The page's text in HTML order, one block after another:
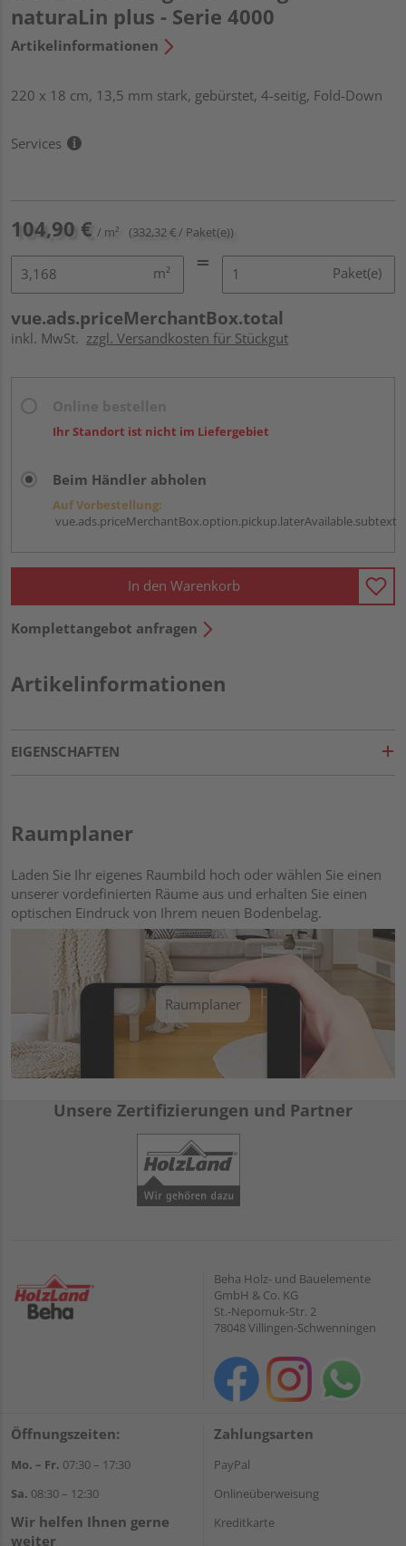
naturaLin plus - Serie 4000
Artikelinformationen
220 x 18 cm, 13,5 mm stark, gebürstet, 4-seitig, Fold-Down
Services
104,90 € / m² (332,32 € / Paket(e))
m² Paket(e)
vue.ads.priceMerchantBox.total
inkl. MwSt. zzgl. Versandkosten für Stückgut
Ihr Standort ist nicht im Liefergebiet
Beim Händler abholen
Auf Vorbestellung:
vue.ads.priceMerchantBox.option.pickup.laterAvailable.subtext
In den Warenkorb
Komplettangebot anfragen
Artikelinformationen
EIGENSCHAFTEN
Raumplaner
Laden Sie Ihr eigenes Raumbild hoch oder wählen Sie einen
unserer vordefinierten Räume aus und erhalten Sie einen
optischen Eindruck von Ihrem neuen Bodenbelag.
Raumplaner
Unsere Zertifizierungen und Partner
Beha Holz- und Bauelemente
GmbH & Co. KG
St.-Nepomuk-Str. 2
78048 Villingen-Schwenningen
Öffnungszeiten:
Mo. – Fr. 07:30 – 17:30
Sa. 08:30 – 12:30
Wir helfen Ihnen gerne
weiter
Zahlungsarten
PayPal
Onlineüberweisung
Kreditkarte